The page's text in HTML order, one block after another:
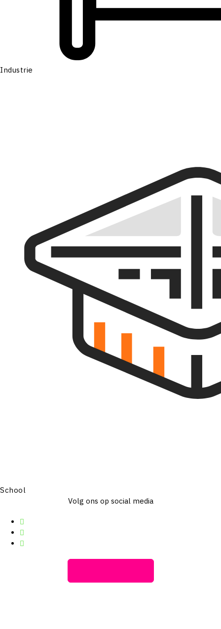
Industrie
School
Volg ons op social media